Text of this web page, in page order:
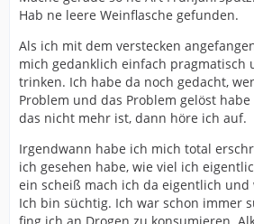
Hab ne leere Weinflasche gefunden.
Als ich mit dem verstecken
mich gedanklich einfach pragmatisch
trinken. Ich habe da noch gedacht,
Problem und das Problem gelöst
das nicht mehr ist, dann höre ich auf.
Irgendwann habe ich mich total
ich gesehen habe, wie viel ich
ein scheiß mach ich da eigentlich
Ich bin süchtig. Ich war schon immer